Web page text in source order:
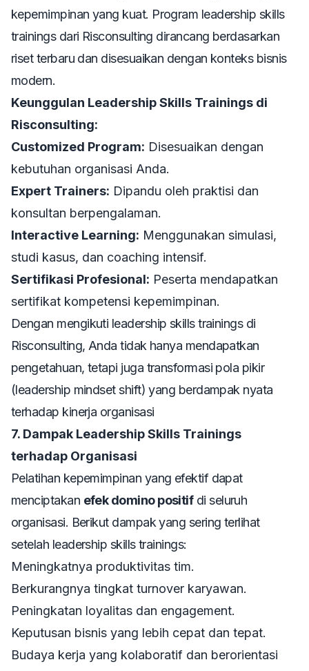
kepemimpinan yang kuat. Program leadership skills
trainingsdari Risconsulting dirancang berdasarkan
riset terbaru dan disesuaikan dengan konteks bisnis
modern.
Keunggulan Leadership Skills Trainings di
Risconsulting:
Customized Program: Disesuaikan dengan
kebutuhan organisasi Anda.
Expert Trainers: Dipandu oleh praktisi dan
konsultan berpengalaman.
Interactive Learning: Menggunakan simulasi,
studi kasus, dan coaching intensif.
Sertifikasi Profesional: Peserta mendapatkan
sertifikat kompetensi kepemimpinan.
Dengan mengikuti leadership skills trainingsdi
Risconsulting, Anda tidak hanya mendapatkan
pengetahuan, tetapi juga transformasi pola pikir
(leadership mindset shift) yang berdampak nyata
terhadap kinerja organisasi
7. Dampak Leadership Skills Trainings
terhadap Organisasi
Pelatihan kepemimpinan yang efektif dapat
menciptakan efek domino positifdi seluruh
organisasi. Berikut dampak yang sering terlihat
setelah leadership skills trainings:
Meningkatnya produktivitas tim.
Berkurangnya tingkat turnover karyawan.
Peningkatan loyalitas dan engagement.
Keputusan bisnis yang lebih cepat dan tepat.
Budaya kerja yang kolaboratif dan berorientasi